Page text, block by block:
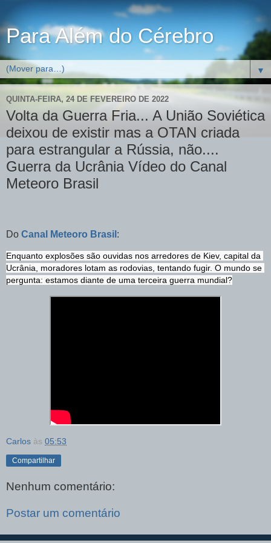
Para Além do Cérebro
▼
QUINTA-FEIRA, 24 DE FEVEREIRO DE 2022
Volta da Guerra Fria... A União Soviética
deixou de existir mas a OTAN criada
para estrangular a Rússia, não....
Guerra da Ucrânia Vídeo do Canal
Meteoro Brasil
Do Canal Meteoro Brasil :
Enquanto explosões são ouvidas nos arredores de Kiev, capital da
Ucrânia, moradores lotam as rodovias, tentando fugir. O mundo se
pergunta: estamos diante de uma terceira guerra mundial?
Carlos às 05:53
Compartilhar
Nenhum comentário:
Postar um comentário